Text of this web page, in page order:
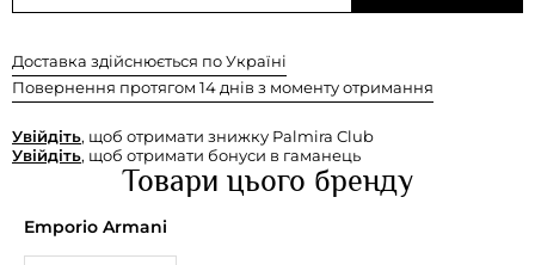
Доставка здійснюється по Україні
Повернення протягом 14 днів з моменту отримання
Увійдіть, щоб отримати знижку Palmira Club
Увійдіть, щоб отримати бонуси в гаманець
Товари цього бренду
Emporio Armani